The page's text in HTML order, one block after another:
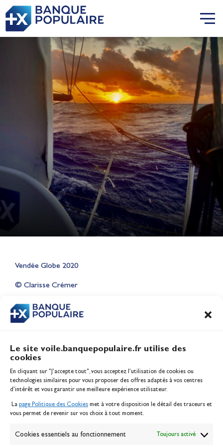
Le site voile.banquepopulaire.fr utilise des
cookies
En cliquant sur "J'accepte tout", vous acceptez l’utilisation de cookies ou
technologies similaires pour vous proposer des offres adaptés à vos centres
d’intérêt et vous garantir une meilleure expérience utilisateur.
La page Politique des Cookies met à votre disposition le détail des traceurs et
vous permet de revenir sur vos choix à tout moment.
Cookies essentiels au fonctionnement Toujours activé
Vendée Globe 2020
© Clarisse Crémer
CONTENU
Beach, sur le plan d'eau des
Jeux Olympiques 2028
Inscription serveur média
Contact
Politique des cookies
Banque de la voile